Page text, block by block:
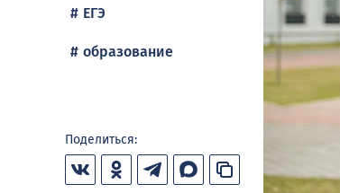
ЕГЭ
образование
Поделиться: